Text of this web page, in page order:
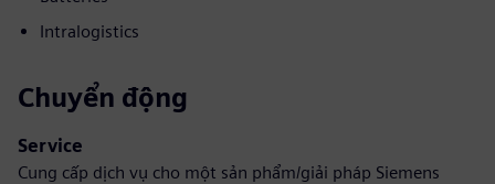
Intralogistics
Chuyển động
Service
Cung cấp dịch vụ cho một sản phẩm/giải pháp Siemens